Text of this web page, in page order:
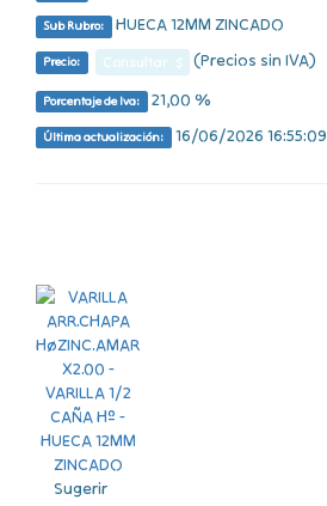
Sub Rubro: HUECA 12MM ZINCADO
Precio: Consultar $ (Precios sin IVA)
Porcentaje de Iva: 21,00 %
Última actualización: 16/06/2026 16:55:09
Sugerir